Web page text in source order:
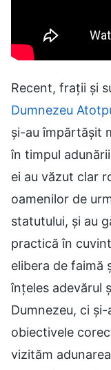
Recent, frații și
Dumnezeu
și-au împărtășit
în timpul
ei au văzut clar
oamenilor de
statutului, și au
practică în
elibera de faimă
înțeles adevărul
Dumnezeu, ci
obiectivele
vizităm